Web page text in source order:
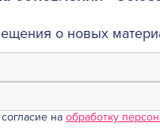
о новых
на обработку